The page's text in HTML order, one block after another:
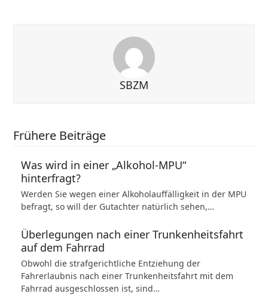
SBZM
Frühere Beiträge
Was wird in einer „Alkohol-MPU“
hinterfragt?
Werden Sie wegen einer Alkoholauffälligkeit in der MPU
befragt, so will der Gutachter natürlich sehen,…
Überlegungen nach einer Trunkenheitsfahrt
auf dem Fahrrad
Obwohl die strafgerichtliche Entziehung der
Fahrerlaubnis nach einer Trunkenheitsfahrt mit dem
Fahrrad ausgeschlossen ist, sind…